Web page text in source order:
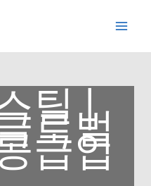
틸 |
로벌
급업